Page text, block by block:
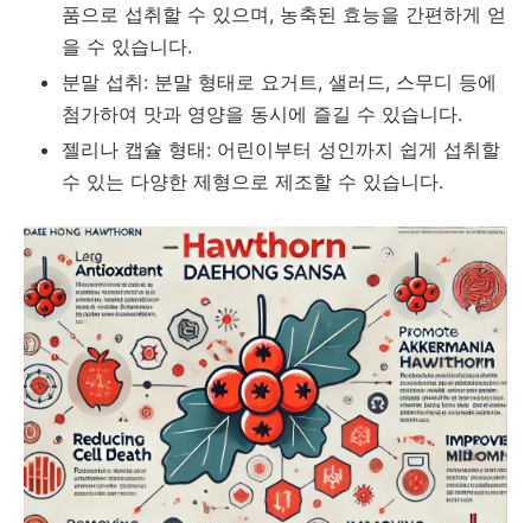
품으로 섭취할 수 있으며, 농축된 효능을 간편하게 얻
을 수 있습니다.
분말 섭취: 분말 형태로 요거트, 샐러드, 스무디 등에
첨가하여 맛과 영양을 동시에 즐길 수 있습니다.
젤리나 캡슐 형태: 어린이부터 성인까지 쉽게 섭취할
수 있는 다양한 제형으로 제조할 수 있습니다.